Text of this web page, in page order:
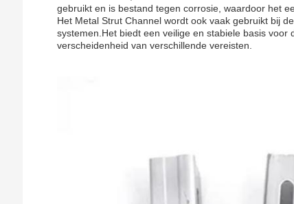
gebruikt en is bestand tegen corrosie, waardoor het
Het Metal Strut Channel wordt ook vaak gebruikt bij
systemen.Het biedt een veilige en stabiele basis
verscheidenheid van verschillende vereisten.